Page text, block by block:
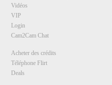
Vidéos
VIP
Login
Cam2Cam Chat
Acheter des crédits
Téléphone Flirt
Deals